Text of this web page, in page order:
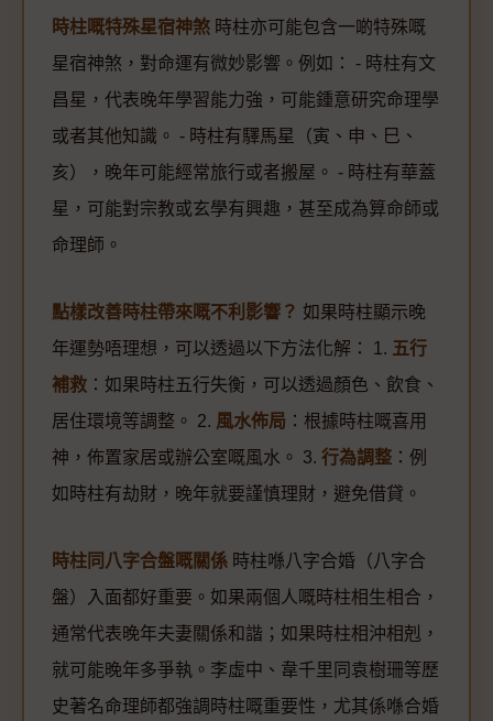
時柱嘅特殊星宿神煞 時柱亦可能包含一啲特殊嘅
星宿神煞，對命運有微妙影響。例如： - 時柱有文
昌星，代表晚年學習能力強，可能鍾意研究命理學
或者其他知識。 - 時柱有驛馬星（寅、申、巳、
亥），晚年可能經常旅行或者搬屋。 - 時柱有華蓋
星，可能對宗教或玄學有興趣，甚至成為算命師或
命理師。
點樣改善時柱帶來嘅不利影響？ 如果時柱顯示晚
年運勢唔理想，可以透過以下方法化解： 1. 五行
補救 ：如果時柱五行失衡，可以透過顏色、飲食、
居住環境等調整。 2. 風水佈局 ：根據時柱嘅喜用
神，佈置家居或辦公室嘅風水。 3. 行為調整 ：例
如時柱有劫財，晚年就要謹慎理財，避免借貸。
時柱同八字合盤嘅關係 時柱喺八字合婚（八字合
盤）入面都好重要。如果兩個人嘅時柱相生相合，
通常代表晚年夫妻關係和諧；如果時柱相沖相剋，
就可能晚年多爭執。李虛中、韋千里同袁樹珊等歷
史著名命理師都強調時柱嘅重要性，尤其係喺合婚